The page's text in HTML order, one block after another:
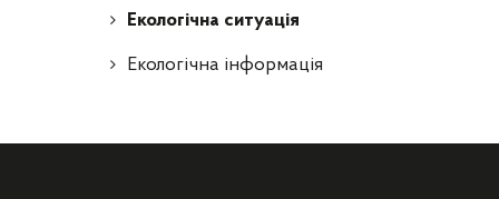
Екологічна ситуація
Екологічна інформація